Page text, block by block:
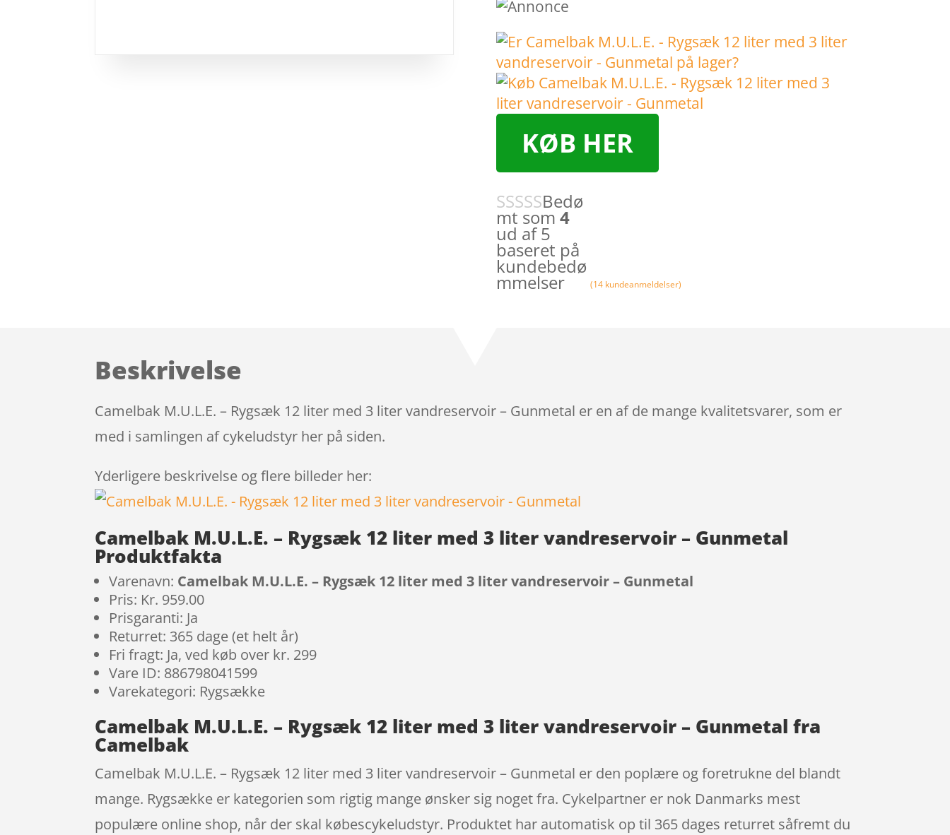
KØB HER
Bedø
mt som 4
ud af 5
baseret på
kundebedø
mmelser (14 kundeanmeldelser)
Beskrivelse
Camelbak M.U.L.E. – Rygsæk 12 liter med 3 liter vandreservoir – Gunmetal er en af de mange kvalitetsvarer, som er
med i samlingen af cykeludstyr her på siden.
Yderligere beskrivelse og flere billeder her:
Camelbak M.U.L.E. – Rygsæk 12 liter med 3 liter vandreservoir – Gunmetal
Produktfakta
Varenavn: Camelbak M.U.L.E. – Rygsæk 12 liter med 3 liter vandreservoir – Gunmetal
Pris: Kr. 959.00
Prisgaranti: Ja
Returret: 365 dage (et helt år)
Fri fragt: Ja, ved køb over kr. 299
Vare ID: 886798041599
Varekategori: Rygsække
Camelbak M.U.L.E. – Rygsæk 12 liter med 3 liter vandreservoir – Gunmetal fra
Camelbak
Camelbak M.U.L.E. – Rygsæk 12 liter med 3 liter vandreservoir – Gunmetal er den poplære og foretrukne del blandt
mange. Rygsække er kategorien som rigtig mange ønsker sig noget fra. Cykelpartner er nok Danmarks mest
populære online shop, når der skal købescykeludstyr. Produktet har automatisk op til 365 dages returret såfremt du